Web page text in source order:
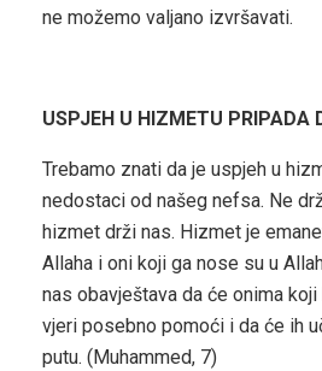
ne možemo valjano izvršavati.
USPJEH U HIZMETU PRIPADA
Trebamo znati da je uspjeh u
nedostaci od našeg nefsa. Ne
hizmet drži nas. Hizmet je
Allaha i oni koji ga nose su u
nas obavještava da će onima
vjeri posebno pomoći i da će ih
putu. (Muhammed, 7)